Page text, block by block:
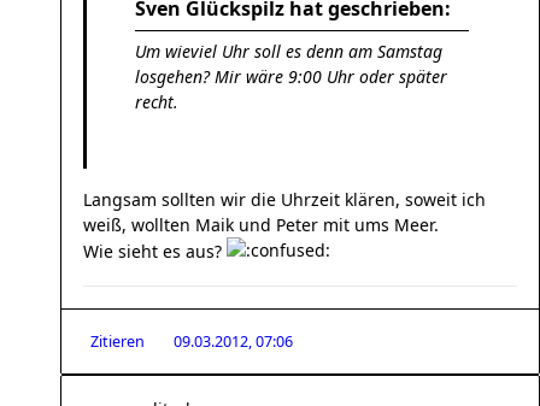
Sven Glückspilz hat geschrieben:
Um wieviel Uhr soll es denn am Samstag
losgehen? Mir wäre 9:00 Uhr oder später
recht.
Langsam sollten wir die Uhrzeit klären, soweit ich
weiß, wollten Maik und Peter mit ums Meer.
Wie sieht es aus?
Zitieren 09.03.2012, 07:06